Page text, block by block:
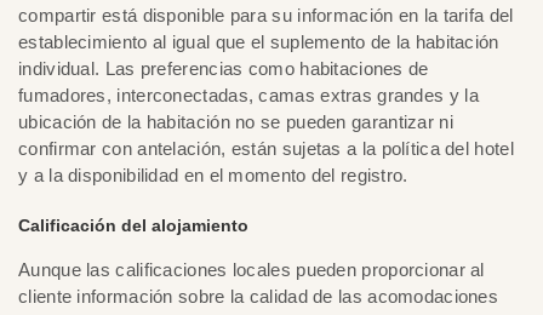
compartir está disponible para su información en la tarifa del
establecimiento al igual que el suplemento de la habitación
individual. Las preferencias como habitaciones de
fumadores, interconectadas, camas extras grandes y la
ubicación de la habitación no se pueden garantizar ni
confirmar con antelación, están sujetas a la política del hotel
y a la disponibilidad en el momento del registro.
Calificación del alojamiento
Aunque las calificaciones locales pueden proporcionar al
cliente información sobre la calidad de las acomodaciones